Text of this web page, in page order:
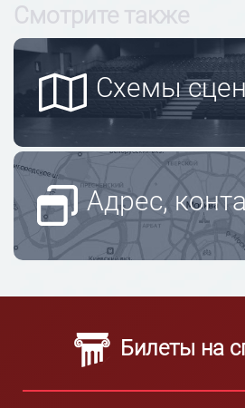
Смотрите также
Схемы сцен
Адрес,
Билеты на